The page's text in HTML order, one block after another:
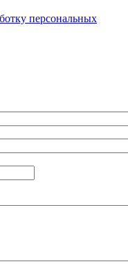
персональных